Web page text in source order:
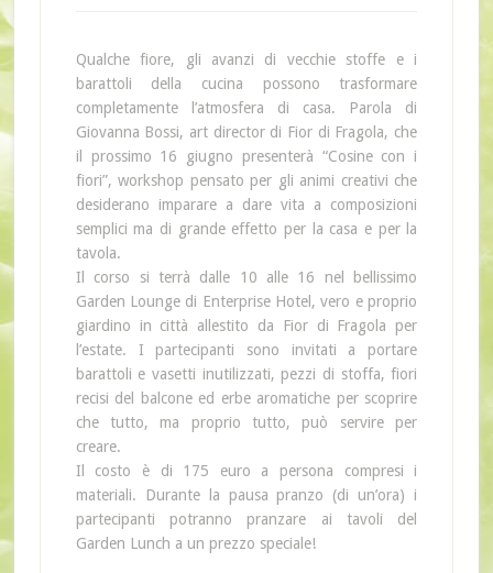
Qualche fiore, gli avanzi di vecchie stoffe e i
barattoli della cucina possono trasformare
completamente l’atmosfera di casa. Parola di
Giovanna Bossi, art director di Fior di Fragola, che
il prossimo 16 giugno presenterà “Cosine con i
fiori”, workshop pensato per gli animi creativi che
desiderano imparare a dare vita a composizioni
semplici ma di grande effetto per la casa e per la
tavola.
Il corso si terrà dalle 10 alle 16 nel bellissimo
Garden Lounge di Enterprise Hotel, vero e proprio
giardino in città allestito da Fior di Fragola per
l’estate. I partecipanti sono invitati a portare
barattoli e vasetti inutilizzati, pezzi di stoffa, fiori
recisi del balcone ed erbe aromatiche per scoprire
che tutto, ma proprio tutto, può servire per
creare.
Il costo è di 175 euro a persona compresi i
materiali. Durante la pausa pranzo (di un’ora) i
partecipanti potranno pranzare ai tavoli del
Garden Lunch a un prezzo speciale!